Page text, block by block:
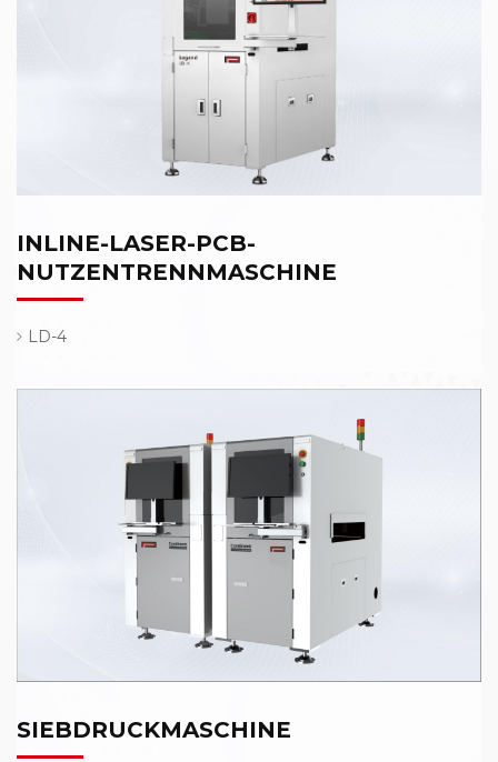
INLINE-LASER-PCB-
NUTZENTRENNMASCHINE
LD-4
SIEBDRUCKMASCHINE